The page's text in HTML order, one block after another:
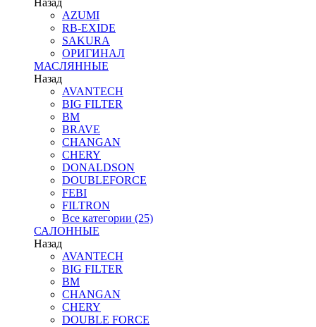
Назад
AZUMI
RB-EXIDE
SAKURA
ОРИГИНАЛ
МАСЛЯННЫЕ
Назад
AVANTECH
BIG FILTER
BM
BRAVE
CHANGAN
CHERY
DONALDSON
DOUBLEFORCE
FEBI
FILTRON
Все категории (25)
САЛОННЫЕ
Назад
AVANTECH
BIG FILTER
BM
CHANGAN
CHERY
DOUBLE FORCE